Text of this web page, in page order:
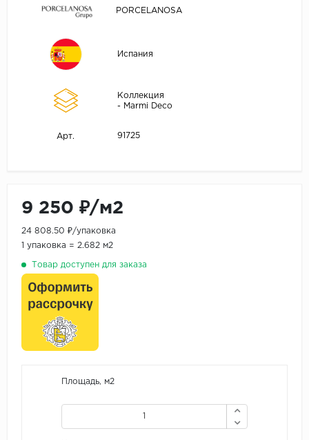
PORCELANOSA
Испания
Коллекция
- Marmi Deco
Арт. 91725
9 250 ₽/м2
24 808.50 ₽/упаковка
1 упаковка = 2.682 м2
Товар доступен для заказа
Площадь, м2